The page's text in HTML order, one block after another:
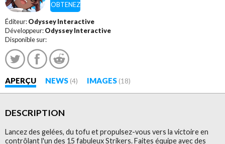
OBTENEZ
Éditeur:Odyssey Interactive
Développeur:Odyssey Interactive
Disponible sur:
APERÇU NEWS (4) IMAGES (18)
DESCRIPTION
Lancez des gelées, du tofu et propulsez-vous vers la victoire en
contrôlant l'un des 15 fabuleux Strikers. Faites équipe avec des